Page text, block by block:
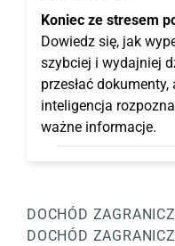
Koniec ze stresem
Dowiedz się, jak
szybciej i wydajniej
przesłać
inteligencja
ważne informacje.
DOCHÓD
DOCHÓD